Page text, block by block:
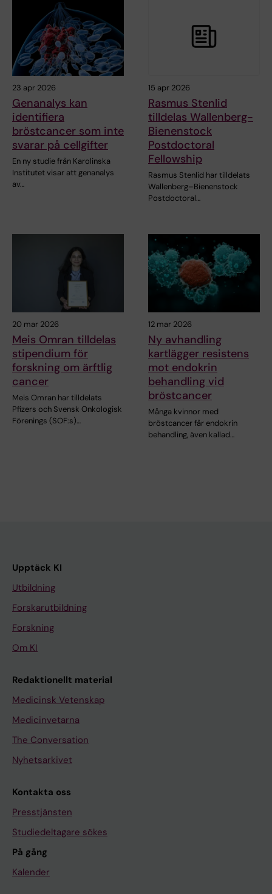
23 apr 2026
Genanalys kan
identifiera
bröstcancer som inte
svarar på cellgifter
En ny studie från Karolinska
Institutet visar att genanalys
av…
15 apr 2026
Rasmus Stenlid
tilldelas Wallenberg-
Bienenstock
Postdoctoral
Fellowship
Rasmus Stenlid har tilldelats
Wallenberg–Bienenstock
Postdoctoral…
20 mar 2026
Meis Omran tilldelas
stipendium för
forskning om ärftlig
cancer
Meis Omran har tilldelats
Pfizers och Svensk Onkologisk
Förenings (SOF:s)…
12 mar 2026
Ny avhandling
kartlägger resistens
mot endokrin
behandling vid
bröstcancer
Många kvinnor med
bröstcancer får endokrin
behandling, även kallad…
Upptäck KI
Utbildning
Forskarutbildning
Forskning
Om KI
Redaktionellt material
Medicinsk Vetenskap
Medicinvetarna
The Conversation
Nyhetsarkivet
Kontakta oss
Presstjänsten
Studiedeltagare sökes
På gång
Kalender